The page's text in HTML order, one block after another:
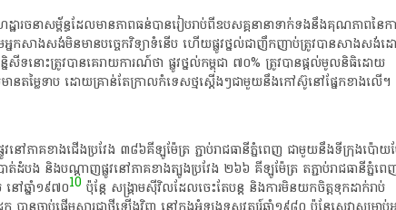
រចនាសម្ព័ន្ធ​ដែល​មាន​ភាព​ធន់​បាន​រៀបរាប់​ពី​ឧបសគ្គ​នានា​ទាក់ទង​នឹង​គុណភាព​នៃ​ក
អ្នក​សាងសង់​មិន​មាន​បច្ចេកវិទ្យា​ទំនើប​ ហើយ​ផ្លូវថ្នល់​ជា​ញឹកញាប់​ត្រូវ​បាន​សាងសង់​
និសីទ​នោះ​ត្រូវ​បាន​គេ​រាយការណ៍​ថា​ ផ្លូវថ្នល់​កម្ពុជា​ ៧០%​ ត្រូវ​បាន​ផ្តល់​មូលនិធិ​ដោយ​
ម្លៃ​ទាប​ ដោយ​គ្រាន់តែ​ក្រា​លកំ​ទេស​ថ្ម​ស្តើងៗ​ជាមួយនឹង​កៅស៊ូ​នៅ​ផ្នែក​ខាងលើ​។​
ៅ​ភាគ​ខាងជើង​ប្រវែង​ ៣៨៦​គីឡូម៉ែត្រ​ ភ្ជាប់​រាជធានី​ភ្នំពេញ​ ជាមួយនឹង​ទីក្រុង​ប៉ោយ​
ដំបង​ និង​បណ្តាញ​ផ្លូវ​នៅ​ភាគ​ខាងត្បូង​ប្រវែង​ ២៦៦​ គីឡូម៉ែត្រ​ ត​ភ្ជាប់​រាជធានី​ភ្នំពេ
នៅ​ឆ្នាំ​១៩៧០10 ​ ប៉ុន្តែ​ សង្គ្រាមស៊ីវិល​ដែល​ចេះ​តែ​បន្ត​ និង​ការ​មិន​យកចិត្តទុកដាក់​រាប់​